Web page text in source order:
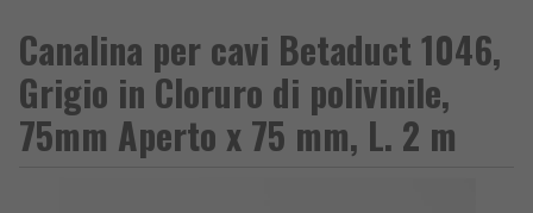
Canalina per cavi Betaduct 1046,
Grigio in Cloruro di polivinile,
75mm Aperto x 75 mm, L. 2 m